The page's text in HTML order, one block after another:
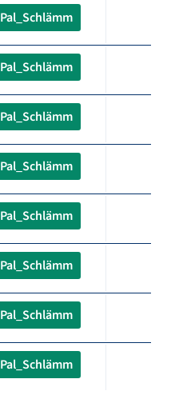
Pal_Schlämm
Pal_Schlämm
Pal_Schlämm
Pal_Schlämm
Pal_Schlämm
Pal_Schlämm
Pal_Schlämm
Pal_Schlämm